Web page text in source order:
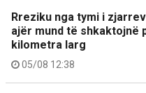
Rreziku nga tymi i
ajër mund të shkaktojnë
kilometra larg
05/08 12:38